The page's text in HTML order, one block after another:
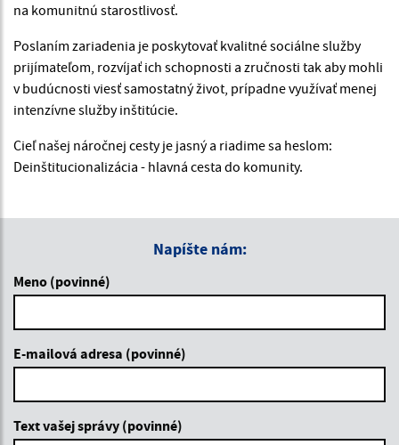
na komunitnú starostlivosť.
Poslaním zariadenia je poskytovať kvalitné sociálne služby
prijímateľom, rozvíjať ich schopnosti a zručnosti tak aby mohli
v budúcnosti viesť samostatný život, prípadne využívať menej
intenzívne služby inštitúcie.
Cieľ našej náročnej cesty je jasný a riadime sa heslom:
Deinštitucionalizácia - hlavná cesta do komunity.
Napíšte nám:
Meno (povinné)
E-mailová adresa (povinné)
Text vašej správy (povinné)